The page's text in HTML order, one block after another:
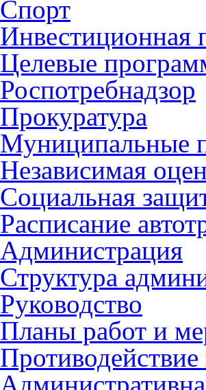
Спорт
Инвестиционная
Целевые
Роспотребнадзор
Прокуратура
Муниципальные
Независимая
Социальная
Расписание
Администрация
Структура
Руководство
Планы работ и